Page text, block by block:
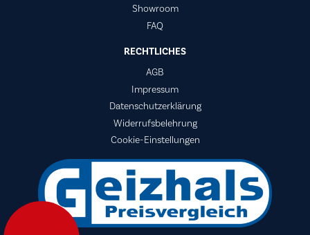
Showroom
FAQ
RECHTLICHES
AGB
Impressum
Datenschutzerklärung
Widerrufsbelehrung
Cookie-Einstellungen